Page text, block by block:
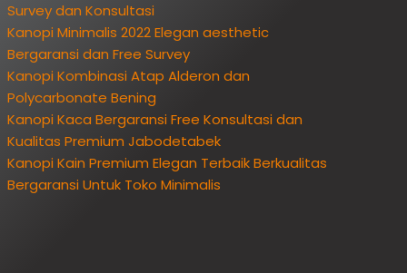
Survey dan Konsultasi
Kanopi Minimalis 2022 Elegan aesthetic
Bergaransi dan Free Survey
Kanopi Kombinasi Atap Alderon dan
Polycarbonate Bening
Kanopi Kaca Bergaransi Free Konsultasi dan
Kualitas Premium Jabodetabek
Kanopi Kain Premium Elegan Terbaik Berkualitas
Bergaransi Untuk Toko Minimalis